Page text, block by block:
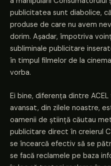
publicitatea sunt diabolice,
produse de care nu avem
dorim. Așadar, împotriva
subliminale publicitare
în timpul filmelor de la
vorba.
Ei bine, diferența dintre
avansat, din zilele noastre,
oamenii de știință căutau
publicitare direct în creierul
se încearcă efectiv să se
se facă reclamele pe baza